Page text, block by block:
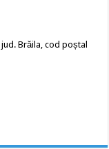
Brăila, cod poștal